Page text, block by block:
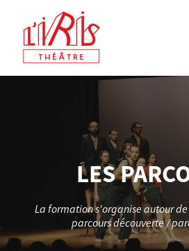
contenu
LES
La formation s'organise autour
parcours découverte /